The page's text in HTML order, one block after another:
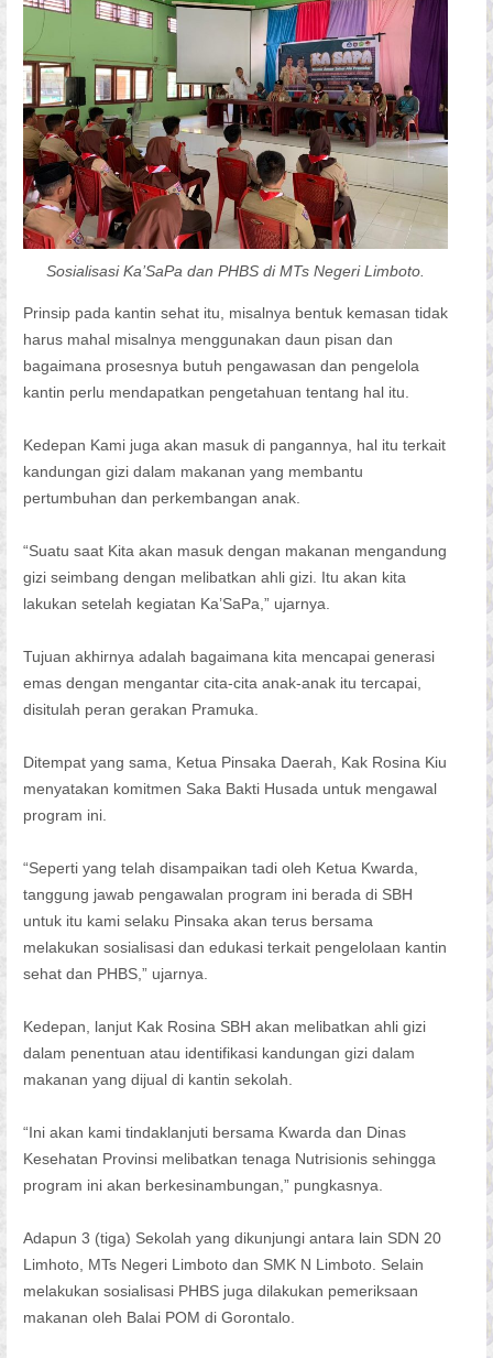
Sosialisasi Ka’SaPa dan PHBS di MTs Negeri Limboto.
Prinsip pada kantin sehat itu, misalnya bentuk kemasan tidak
harus mahal misalnya menggunakan daun pisan dan
bagaimana prosesnya butuh pengawasan dan pengelola
kantin perlu mendapatkan pengetahuan tentang hal itu.
Kedepan Kami juga akan masuk di pangannya, hal itu terkait
kandungan gizi dalam makanan yang membantu
pertumbuhan dan perkembangan anak.
“Suatu saat Kita akan masuk dengan makanan mengandung
gizi seimbang dengan melibatkan ahli gizi. Itu akan kita
lakukan setelah kegiatan Ka’SaPa,” ujarnya.
Tujuan akhirnya adalah bagaimana kita mencapai generasi
emas dengan mengantar cita-cita anak-anak itu tercapai,
disitulah peran gerakan Pramuka.
Ditempat yang sama, Ketua Pinsaka Daerah, Kak Rosina Kiu
menyatakan komitmen Saka Bakti Husada untuk mengawal
program ini.
“Seperti yang telah disampaikan tadi oleh Ketua Kwarda,
tanggung jawab pengawalan program ini berada di SBH
untuk itu kami selaku Pinsaka akan terus bersama
melakukan sosialisasi dan edukasi terkait pengelolaan kantin
sehat dan PHBS,” ujarnya.
Kedepan, lanjut Kak Rosina SBH akan melibatkan ahli gizi
dalam penentuan atau identifikasi kandungan gizi dalam
makanan yang dijual di kantin sekolah.
“Ini akan kami tindaklanjuti bersama Kwarda dan Dinas
Kesehatan Provinsi melibatkan tenaga Nutrisionis sehingga
program ini akan berkesinambungan,” pungkasnya.
Adapun 3 (tiga) Sekolah yang dikunjungi antara lain SDN 20
Limhoto, MTs Negeri Limboto dan SMK N Limboto. Selain
melakukan sosialisasi PHBS juga dilakukan pemeriksaan
makanan oleh Balai POM di Gorontalo.